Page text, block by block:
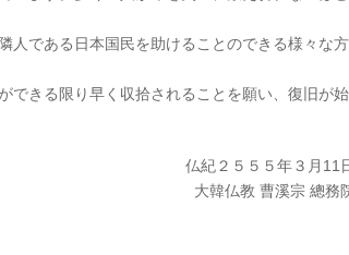
人である日本国民を助けることのできる様々な方
できる限り早く収拾されることを願い、復旧が始
仏紀２５５５年３月11
大韓仏教 曹溪宗 總務